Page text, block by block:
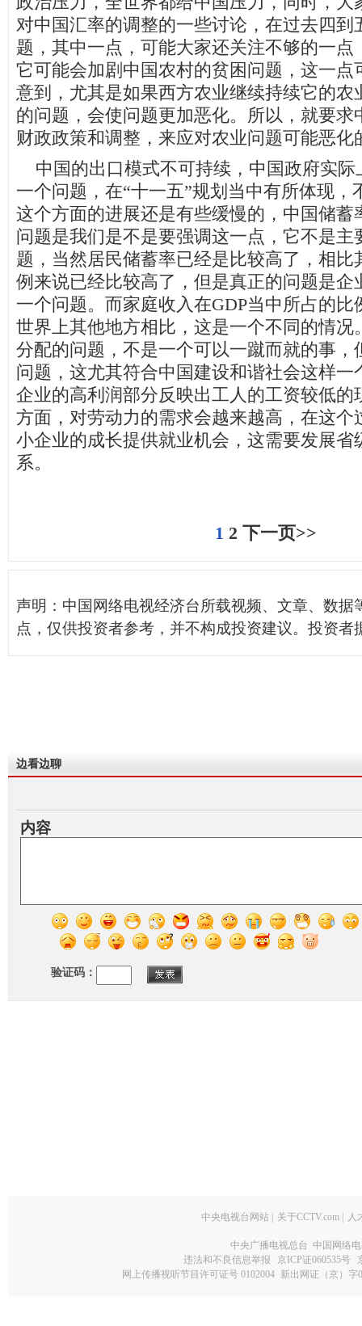
对中国汇率的调整的一些讨论，在过去四到
题，其中一点，可能大家还关注不够的一点
它可能会加剧中国农村的贫困问题，这一点
意到，尤其是如果西方农业继续持续它的农
的问题，会使问题更加恶化。所以，就要求
财政政策和调整，来应对农业问题可能恶化
中国的出口模式不可持续，中国政府实际
一个问题，在“十一五”规划当中有所体现，
这个方面的进展还是有些缓慢的，中国储蓄
问题是我们是不是要强调这一点，它不是主
题，当然居民储蓄率已经是比较高了，相比
例来说已经比较高了，但是真正的问题是企
一个问题。而家庭收入在GDP当中所占的
世界上其他地方相比，这是一个不同的情况
分配的问题，不是一个可以一蹴而就的事，
问题，这尤其符合中国建设和谐社会这样一
企业的高利润部分反映出工人的工资较低的
方面，对劳动力的需求会越来越高，在这个
小企业的成长提供就业机会，这需要发展省
系。
1 2 下一页>>
声明：中国网络电视经济台所载视频、文章、数据
点，仅供投资者参考，并不构成投资建议。投资者
边看边聊
内容
验证码：
中央电视台网站 关于CCTV.com 人
中央广播电视总台 中国网络
违法和不良信息举报
京ICP证060535号
网上传播视听节目许可证号 0102004 新出网证（京）